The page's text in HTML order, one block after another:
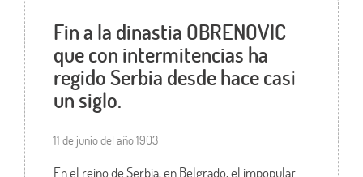
Fin a la dinastia OBRENOVIC
que con intermitencias ha
regido Serbia desde hace casi
un siglo.
11 de junio del año 1903
En el reino de Serbia, en Belgrado, el impopular